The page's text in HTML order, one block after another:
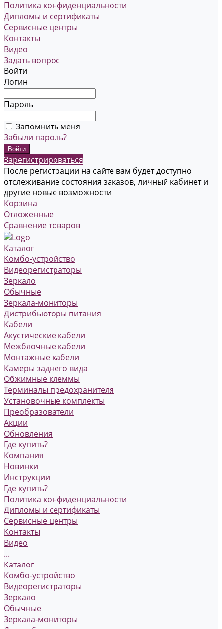
Политика конфиденциальности
Дипломы и сертификаты
Сервисные центры
Контакты
Видео
Задать вопрос
Войти
Логин
Пароль
Запомнить меня
Забыли пароль?
Зарегистрироваться
После регистрации на сайте вам будет доступно
отслеживание состояния заказов, личный кабинет и
другие новые возможности
Корзина
Отложенные
Сравнение товаров
Каталог
Комбо-устройство
Видеорегистраторы
Зеркало
Обычные
Зеркала-мониторы
Дистрибьюторы питания
Кабели
Акустические кабели
Межблочные кабели
Монтажные кабели
Камеры заднего вида
Обжимные клеммы
Терминалы предохранителя
Установочные комплекты
Преобразователи
Акции
Обновления
Где купить?
Компания
Новинки
Инструкции
Где купить?
Политика конфиденциальности
Дипломы и сертификаты
Сервисные центры
Контакты
Видео
...
Каталог
Комбо-устройство
Видеорегистраторы
Зеркало
Обычные
Зеркала-мониторы